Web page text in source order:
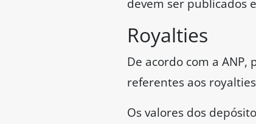
devem ser publicados
Royalties
De acordo com a
referentes aos
Os valores dos